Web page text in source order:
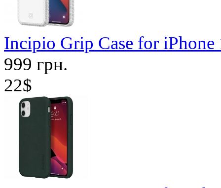
Incipio Grip Case for
999 грн.
22$